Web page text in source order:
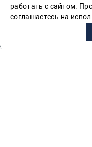
© СПб ГБУК ГСЦБС,
работать с сайтом.
соглашаетесь на